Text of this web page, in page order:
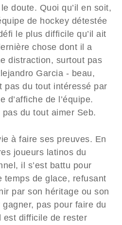
doute. Quoi qu’il en soit,
de hockey détestée
le plus difficile qu’il ait
chose dont il a
distraction, surtout pas
Garcia - beau,
pas du tout intéressé par
d’affiche de l’équipe.
du tout aimer Seb.
à faire ses preuves. En
joueurs latinos du
il s’est battu pour
temps de glace, refusant
par son héritage ou son
pas pour faire du
est difficile de rester